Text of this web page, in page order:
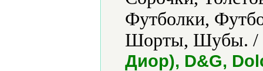
Футболки,
Шорты, Шубы. /
Диор), D&G,